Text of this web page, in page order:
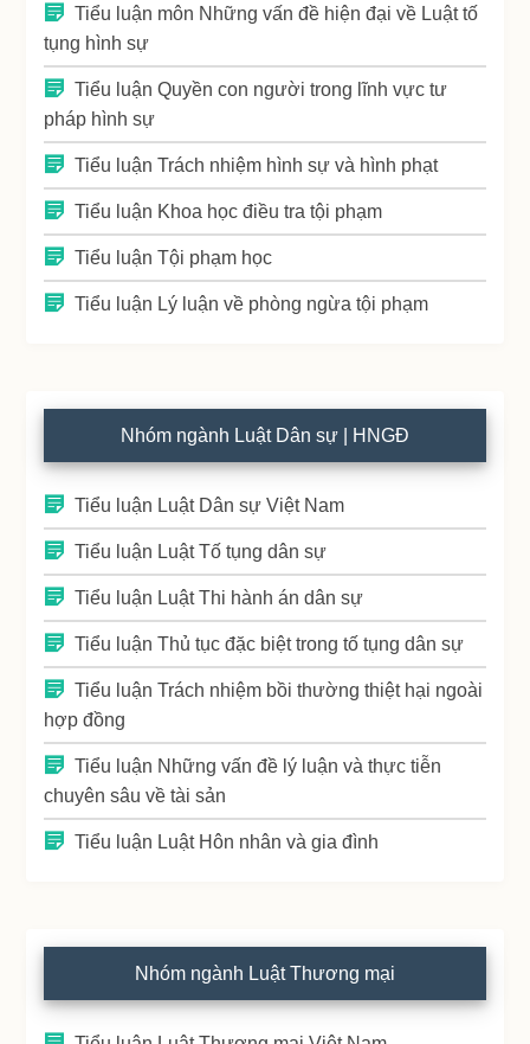
Tiểu luận môn Những vấn đề hiện đại về Luật tố
tụng hình sự
Tiểu luận Quyền con người trong lĩnh vực tư
pháp hình sự
Tiểu luận Trách nhiệm hình sự và hình phạt
Tiểu luận Khoa học điều tra tội phạm
Tiểu luận Tội phạm học
Tiểu luận Lý luận về phòng ngừa tội phạm
Nhóm ngành Luật Dân sự | HNGĐ
Tiểu luận Luật Dân sự Việt Nam
Tiểu luận Luật Tố tụng dân sự
Tiểu luận Luật Thi hành án dân sự
Tiểu luận Thủ tục đặc biệt trong tố tụng dân sự
Tiểu luận Trách nhiệm bồi thường thiệt hại ngoài
hợp đồng
Tiểu luận Những vấn đề lý luận và thực tiễn
chuyên sâu về tài sản
Tiểu luận Luật Hôn nhân và gia đình
Nhóm ngành Luật Thương mại